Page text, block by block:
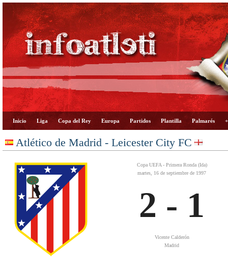
Inicio Liga Copa del Rey Europa Partidos Plantilla Palmarés
Atlético de Madrid - Leicester City FC
Copa UEFA - Primera Ronda (Ida)
martes, 16 de septiembre de 1997
2 - 1
Vicente Calderón
Madrid